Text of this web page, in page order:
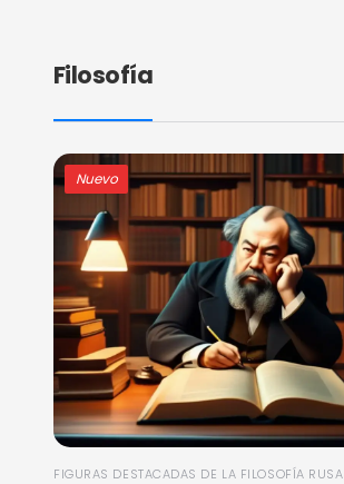
Filosofía
Nuevo
FIGURAS DESTACADAS DE LA FILOSOFÍA RUSA